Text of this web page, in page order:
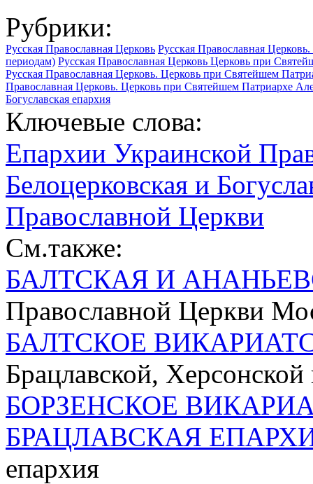
Рубрики:
Русская Православная Церковь Русская Православная
периодам) Русская Православная Церковь Церковь при
Русская Православная Церковь. Церковь при Святейшем
Православная Церковь. Церковь при Святейшем Патриархе
Богуславская епархия
Ключевые слова:
Епархии Украинской
Белоцерковская и
Православной Церкви
См.также:
БАЛТСКАЯ И
Православной Церкви
БАЛТСКОЕ
Брацлавской,
БОРЗЕНСКОЕ
БРАЦЛАВСКАЯ
епархия